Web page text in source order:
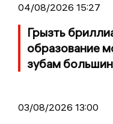
04/08/2026 15:27
Грызть
образование
зубам
03/08/2026 13:00